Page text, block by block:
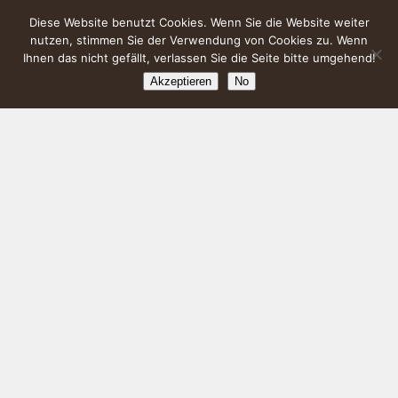
Diese Website benutzt Cookies. Wenn Sie die Website weiter
nutzen, stimmen Sie der Verwendung von Cookies zu. Wenn
Ihnen das nicht gefällt, verlassen Sie die Seite bitte umgehend!
Akzeptieren No